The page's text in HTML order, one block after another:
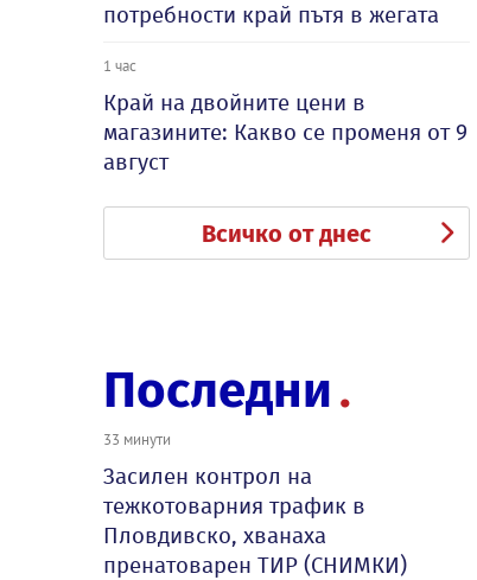
потребности край пътя в жегата
1 час
Край на двойните цени в
магазините: Какво се променя от 9
август
Всичко от днес
Последни
33 минути
Засилен контрол на
тежкотоварния трафик в
Пловдивско, хванаха
пренатоварен ТИР (СНИМКИ)